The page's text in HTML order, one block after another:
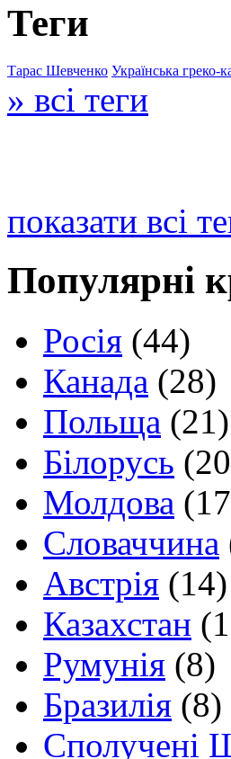
Теги
Тарас Шевченко Українська греко-
» всі теги
показати всі
Популярні
Росія (44)
Канада (28)
Польща (21)
Білорусь
Молдова
Словаччина
Австрія (14)
Казахстан
Румунія (8)
Бразилія (8)
Сполучені